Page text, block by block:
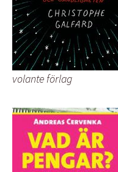
volante förlag